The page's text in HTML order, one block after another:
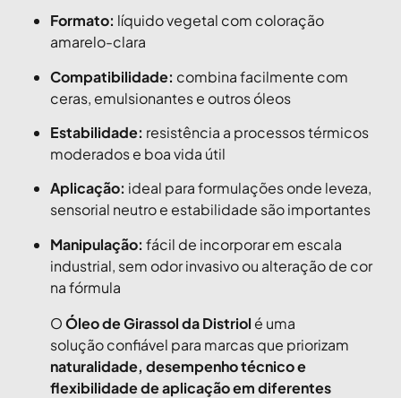
Formato: líquido vegetal com coloração
amarelo-clara
Compatibilidade: combina facilmente com
ceras, emulsionantes e outros óleos
Estabilidade: resistência a processos térmicos
moderados e boa vida útil
Aplicação: ideal para formulações onde leveza,
sensorial neutro e estabilidade são importantes
Manipulação: fácil de incorporar em escala
industrial, sem odor invasivo ou alteração de cor
na fórmula
OÓleo de Girassol da Distriol é uma
solução confiável para marcas que priorizam
naturalidade, desempenho técnico e
flexibilidade de aplicação em diferentes